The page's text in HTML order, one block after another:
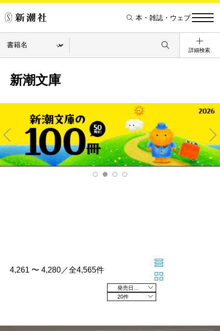
本・雑誌・ウェブ
詳細検索
新潮文庫
Pre
v
Ne
xt
4,261 〜 4,280／全4,565件
20件